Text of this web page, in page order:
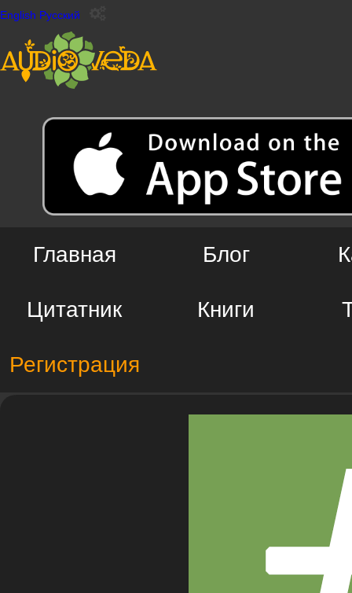
English Русский
Главная Блог
Цитатник Книги
Регистрация